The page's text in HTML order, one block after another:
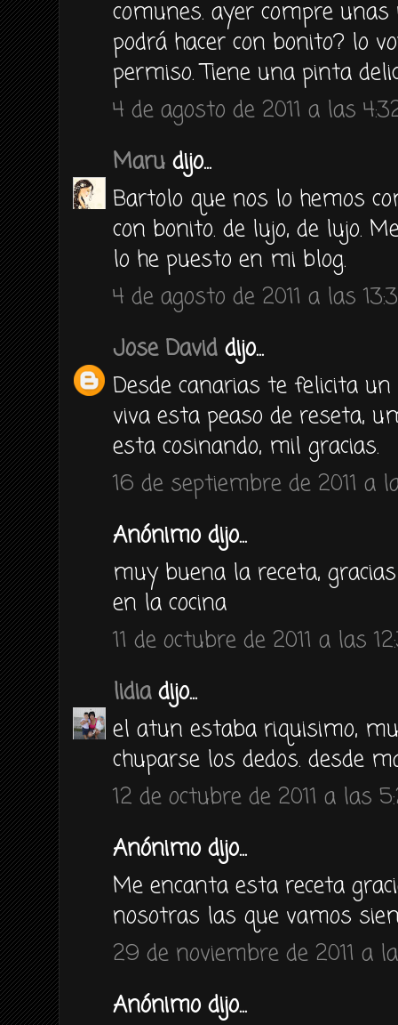
comunes. ayer compre
podrá hacer con bonito? lo
permiso. Tiene una pinta
4 de agosto de 2011 a las
Maru dijo...
Bartolo que nos lo hemos
con bonito. de lujo, de lujo.
lo he puesto en mi blog.
4 de agosto de 2011 a las
Jose David dijo...
Desde canarias te felicita
viva esta peaso de reseta,
esta cosinando, mil gracias.
16 de septiembre de 2011 a
Anónimo dijo...
muy buena la receta,
en la cocina
11 de octubre de 2011 a las
lidiadijo...
el atun estaba riquisimo,
chuparse los dedos. desde
12 de octubre de 2011 a las
Anónimo dijo...
Me encanta esta receta
nosotras las que vamos
29 de noviembre de 2011 a
Anónimo dijo...